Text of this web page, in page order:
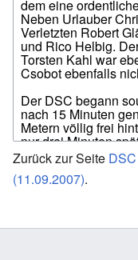
Zurück zur Seite
(11.09.2007).